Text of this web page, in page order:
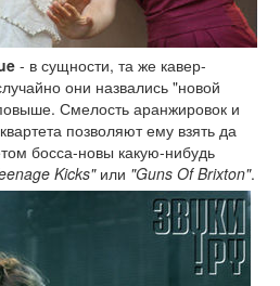
- в сущности, та же кавер-
они назвались "новой
Смелость аранжировок и
позволяют ему взять да
босса-новы какую-нибудь
Kicks"или "Guns Of Brixton".